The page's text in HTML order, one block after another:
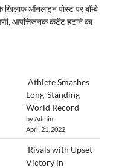
खिलाफ ऑनलाइन पोस्ट पर बॉम्बे
आपत्तिजनक कंटेंट हटाने का
Athlete Smashes
Long-Standing
World Record
by Admin
April 21, 2022
Rivals with Upset
Victory in